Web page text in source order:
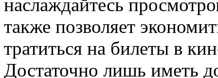
наслаждайтесь
также позволяет
тратиться на билеты в
Достаточно лишь иметь